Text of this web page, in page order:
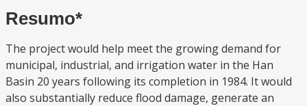
Resumo*
The project would help meet the growing demand for
municipal, industrial, and irrigation water in the Han
Basin 20 years following its completion in 1984. It would
also substantially reduce flood damage, generate an